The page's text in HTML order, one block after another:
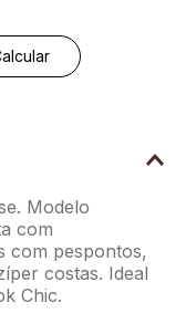
Modelo
com
com pespontos,
costas. Ideal
Chic.